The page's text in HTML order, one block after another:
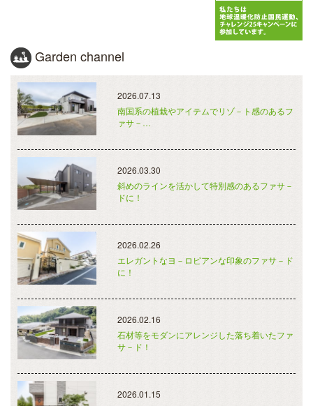
Garden channel
2026.07.13
南国系の植栽やアイテムでリゾ－ト感のあるフ
ァサ－…
2026.03.30
斜めのラインを活かして特別感のあるファサ－
ドに！
2026.02.26
エレガントなヨ－ロピアンな印象のファサ－ド
に！
2026.02.16
石材等をモダンにアレンジした落ち着いたファ
サ－ド！
2026.01.15